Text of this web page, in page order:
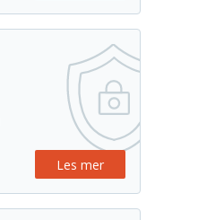
Les mer